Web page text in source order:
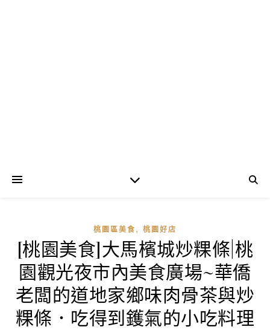
桃園區美食 , 桃園好店
[桃園美食]大馬檳城炒粿條|桃
園觀光夜市內美食廣場~華僑
老闆的道地家鄉味肉骨茶與炒
粿條．吃得到鑊氣的小吃料理